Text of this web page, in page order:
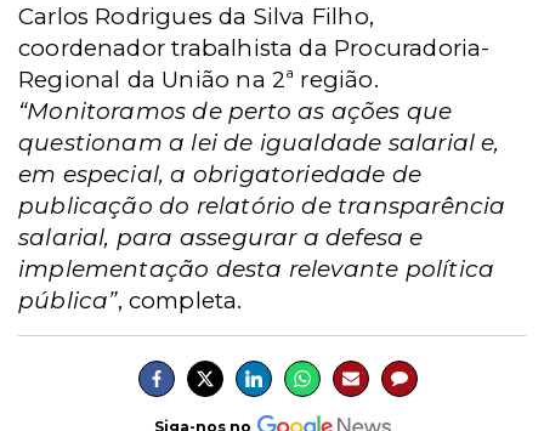
Carlos Rodrigues da Silva Filho,
coordenador trabalhista da Procuradoria-
Regional da União na 2ª região.
“Monitoramos de perto as ações que
questionam a lei de igualdade salarial e,
em especial, a obrigatoriedade de
publicação do relatório de transparência
salarial, para assegurar a defesa e
implementação desta relevante política
pública”, completa.
Siga-nos no